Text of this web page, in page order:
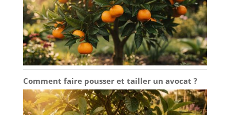
Comment faire pousser et tailler un avocat ?